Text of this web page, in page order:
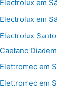
Electrolux em
Electrolux em
Electrolux
Caetano
Elettromec em
Elettromec em